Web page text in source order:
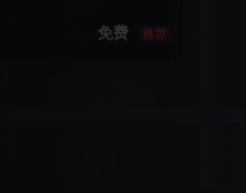
免费 推荐